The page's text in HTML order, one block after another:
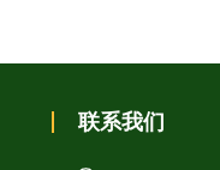
联系我们